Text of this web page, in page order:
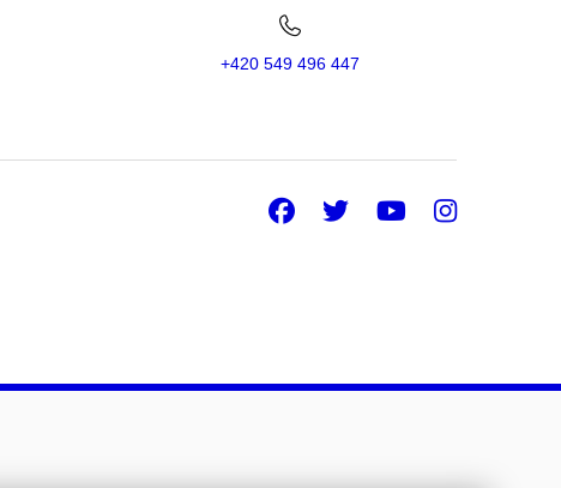
+420 549 496 447
Facebook
TwitterYoutube